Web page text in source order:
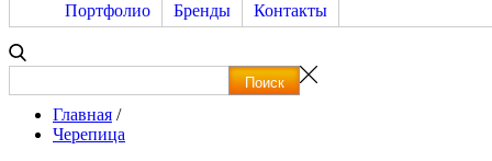
Портфолио
Бренды Контакты
Главная /
Черепица